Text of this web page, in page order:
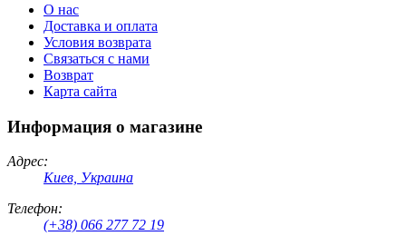
О нас
Доставка и оплата
Условия возврата
Связаться с нами
Возврат
Карта сайта
Информация о магазине
Адрес:
Киев, Украина
Телефон:
(+38) 066 277 72 19